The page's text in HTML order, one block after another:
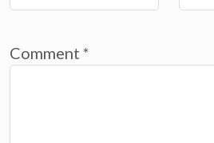
Comment *